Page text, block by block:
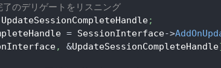
のデリゲートをリスニング
;
= SessionInterface->
, &UpdateSessionCompleteHandle